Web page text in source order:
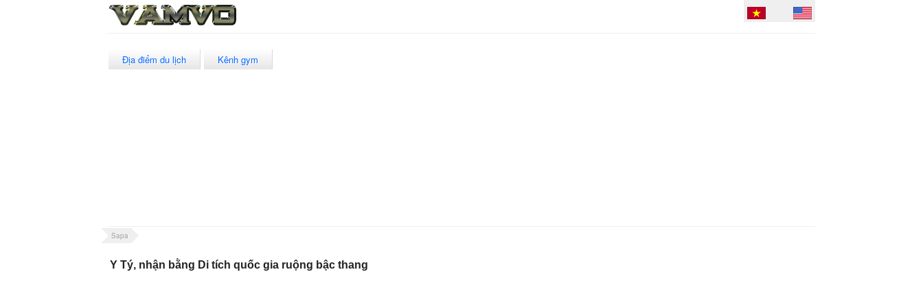
Địa điểm du lịch Kênh gym
Sapa
Y Tý, nhận bằng Di tích quốc gia ruộng bậc thang